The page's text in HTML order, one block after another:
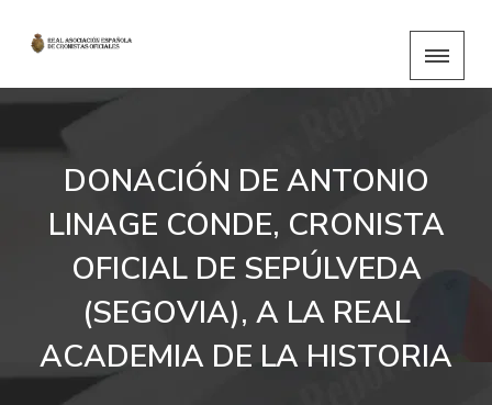
DONACIÓN DE ANTONIO
LINAGE CONDE, CRONISTA
OFICIAL DE SEPÚLVEDA
(SEGOVIA), A LA REAL
ACADEMIA DE LA HISTORIA